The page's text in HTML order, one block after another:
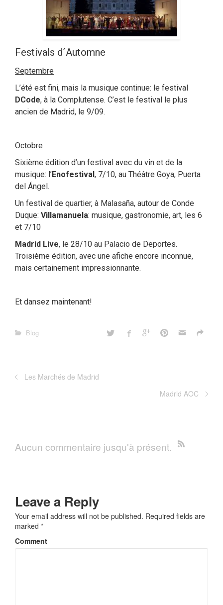
Festivals d´Automne
Septembre
L’été est fini, mais la musique continue: le festival
DCode, à la Complutense. C’est le festival le plus
ancien de Madrid, le 9/09.
Octobre
Sixième édition d’un festival avec du vin et de la
musique: l’Enofestival, 7/10, au Théâtre Goya, Puerta
del Ángel.
Un festival de quartier, à Malasaña, autour de Conde
Duque: Villamanuela: musique, gastronomie, art, les 6
et 7/10
Madrid Live, le 28/10 au Palacio de Deportes.
Troisième édition, avec une afiche encore inconnue,
mais certainement impressionnante.
Et dansez maintenant!
Blog
Les Marchés de Madrid
Madrid AOC
Aucun commentaire jusqu'à présent.
Leave a Reply
Your email address will not be published. Required fields are
marked *
Comment